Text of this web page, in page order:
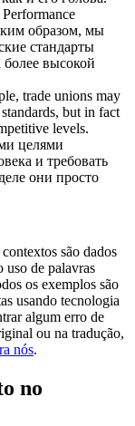
образом, мы
стандарты
более высокой
trade unions may
standards, but in fact
levels.
целями
и требовать
они просто
são dados
uso de palavras
os exemplos são
usando tecnologia
algum erro de
ou na tradução,
nós.
no